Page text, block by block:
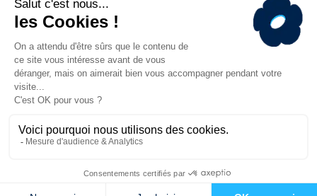
TÉLÉCHARGEZ L'APP
© MHR - Site officiel - Tous droits réservés